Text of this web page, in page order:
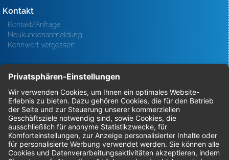
Kontakt
Kontakt/Anfrage
Neukundenanmeldung
Kennwort vergessen
Bestellungen
Sendung verfolgen